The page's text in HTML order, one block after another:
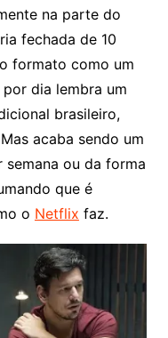
na parte do
fechada de 10
formato como um
dia lembra um
brasileiro,
acaba sendo um
ou da forma
que é
o Netflix faz.